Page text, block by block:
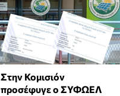
Στην Κομισιόν
προσέφυγε ο ΣΥΦΩΕΛ